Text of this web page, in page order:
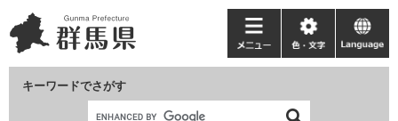
ー
ジ
ニ
ュ
キーワードでさがす
メ
ニ
ー
色・
文
language